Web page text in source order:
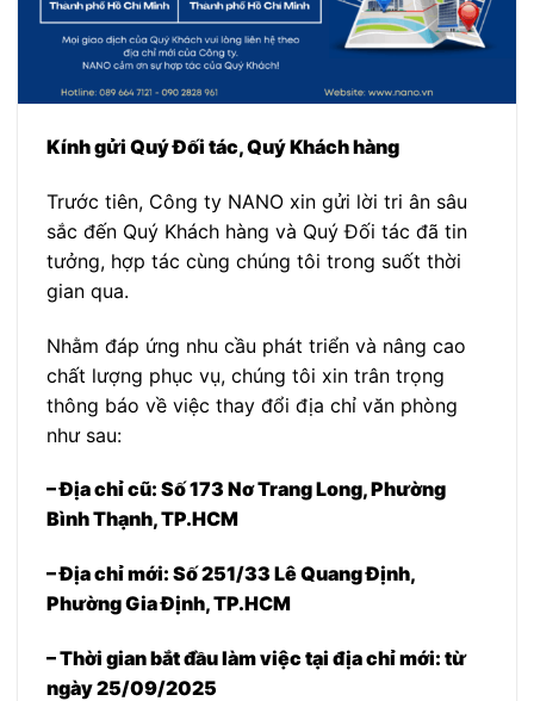
Kính gửi QuýĐối tác, Quý Khách hàng
Trước tiên, Công ty NANO xin gửi lời tri ân sâu
sắc đến Quý Khách hàng và Quý Đối tác đã tin
tưởng, hợp tác cùng chúng tôi trong suốt thời
gian qua.
Nhằm đáp ứng nhu cầu phát triển và nâng cao
chất lượng phục vụ, chúng tôi xin trân trọng
thông báo về việc thay đổi địa chỉ văn phòng
như sau:
– Địa chỉ cũ: Số 173 Nơ Trang Long, Phường
Bình Thạnh, TP.HCM
– Địa chỉ mới: Số 251/33 Lê Quang Định,
Phường Gia Định, TP.HCM
– Thời gian bắt đầu làm việc tại địa chỉ mới: từ
ngày 25/09/2025